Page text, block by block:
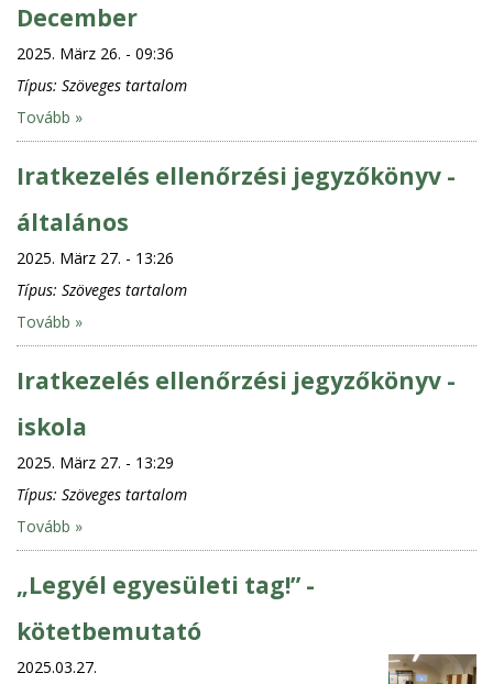
December
2025. März 26. - 09:36
Típus: Szöveges tartalom
Tovább »
Iratkezelés ellenőrzési jegyzőkönyv -
általános
2025. März 27. - 13:26
Típus: Szöveges tartalom
Tovább »
Iratkezelés ellenőrzési jegyzőkönyv -
iskola
2025. März 27. - 13:29
Típus: Szöveges tartalom
Tovább »
„Legyél egyesületi tag!” -
kötetbemutató
2025.03.27.